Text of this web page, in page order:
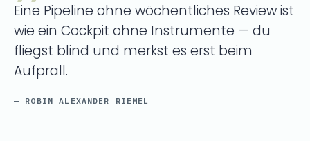
Eine Pipeline ohne wöchentliches Review ist
wie ein Cockpit ohne Instrumente — du
fliegst blind und merkst es erst beim
Aufprall.
— ROBIN ALEXANDER RIEMEL